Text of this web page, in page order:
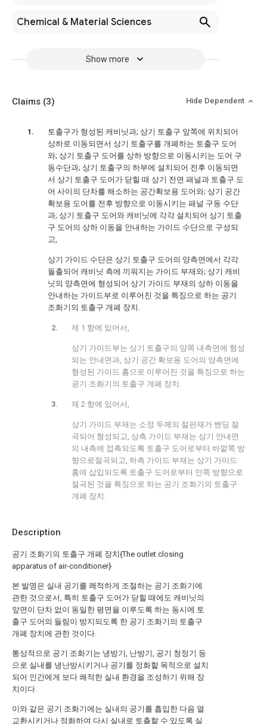
Chemical & Material Sciences
Show more
Description
공기 조화기의 토출구 개폐 장치{The outlet closing
apparatus of air-conditioner}
본 발명은 실내 공기를 쾌적하게 조절하는 공기 조화기에
관한 것으로서, 특히 토출구 도어가 닫힐 때에도 캐비닛의
앞면이 단차 없이 동일한 평면을 이루도록 하는 동시에 토
출구 도어의 들림이 방지되도록 한 공기 조화기의 토출구
개폐 장치에 관한 것이다.
통상적으로 공기 조화기는 냉방기, 난방기, 공기 청정기 등
으로 실내를 냉난방시키거나 공기를 정화할 목적으로 설치
되어 인간에게 보다 쾌적한 실내 환경을 조성하기 위해 장
치이다.
이와 같은 공기 조화기에는 실내의 공기를 흡입한 다음 열
교환시키거나 정화하여 다시 실내로 토출할 수 있도록 실
Claims (3) Hide Dependent
토출구가 형성된 캐비닛과; 상기 토출구 앞쪽에 위치되어
상하로 이동되면서 상기 토출구를 개폐하는 토출구 도어
와; 상기 토출구 도어를 상하 방향으로 이동시키는 도어 구
동수단과; 상기 토출구의 하부에 설치되어 전후 이동되면
서 상기 토출구 도어가 닫힐 때 상기 전면 패널과 토출구 도
어 사이의 단차를 해소하는 공간확보용 도어와; 상기 공간
확보용 도어를 전후 방향으로 이동시키는 패널 구동 수단
과; 상기 토출구 도어와 캐비닛에 각각 설치되어 상기 토출
구 도어의 상하 이동을 안내하는 가이드 수단으로 구성되
고,
상기 가이드 수단은 상기 토출구 도어의 양측면에서 각각
돌출되어 캐비닛 측에 끼워지는 가이드 부재와; 상기 캐비
닛의 양측면에 형성되어 상기 가이드 부재의 상하 이동을
안내하는 가이드부로 이루어진 것을 특징으로 하는 공기
조화기의 토출구 개폐 장치.
제 1 항에 있어서,
상기 가이드부는 상기 토출구의 양쪽 내측면에 형성
되는 안내면과, 상기 공간 확보용 도어의 양측면에
형성된 가이드 홈으로 이루어진 것을 특징으로 하는
공기 조화기의 토출구 개폐 장치.
제 2 항에 있어서,
상기 가이드 부재는 소정 두께의 절판재가 벤딩 절
곡되어 형성되고, 상측 가이드 부재는 상기 안내면
의 내측에 접촉되도록 토출구 도어로부터 바깥쪽 방
향으로절곡되고, 하측 가이드 부재는 상기 가이드
홈에 삽입되도록 토출구 도어로부터 안쪽 방향으로
절곡된 것을 특징으로 하는 공기 조화기의 토출구
개폐 장치.